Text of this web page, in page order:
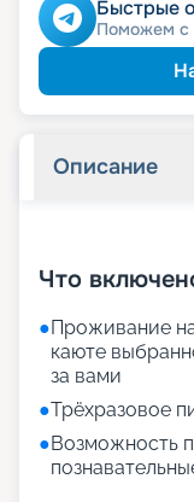
Быстрые
Поможем с
Описание
Что
●Проживание
каюте
за вами
●Трёхразовое
●Возможность